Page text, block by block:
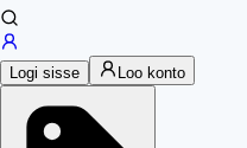
Logi sisse Loo konto